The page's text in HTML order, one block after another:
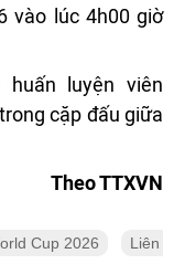
vào lúc 4h00 giờ
luyện viên
cặp đấu giữa
Theo TTXVN
Cup 2026 Liên